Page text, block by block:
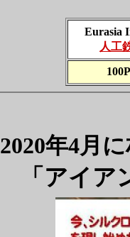
Eurasia
人工
2020年4月
「アイ